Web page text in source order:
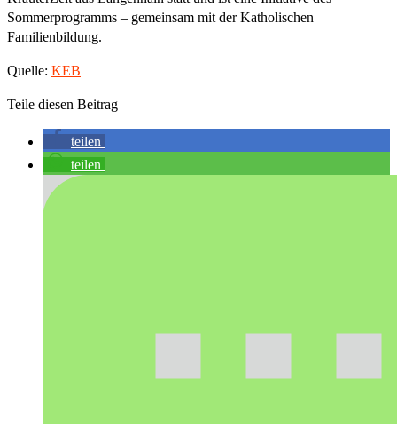
Sommerprogramms – gemeinsam mit der Katholischen
Familienbildung.
Quelle: KEB
Teile diesen Beitrag
teilen
teilen